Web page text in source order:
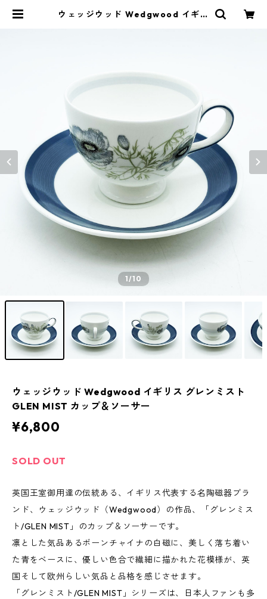
ウェッジウッド Wedgwood イギリ
1/10
ウェッジウッド Wedgwood イギリス グレンミスト
GLEN MIST カップ＆ソーサー
¥6,800
SOLD OUT
英国王室御用達の伝統ある、イギリス代表する名陶磁器ブラ
ンド、ウェッジウッド（Wedgwood）の作品、「グレンミス
ト/GLEN MIST」のカップ＆ソーサーです。
凛とした気品あるボーンチャイナの白磁に、美しく落ち着い
た青をベースに、優しい色合で繊細に描かれた花模様が、英
国そして欧州らしい気品と品格を感じさせます。
「グレンミスト/GLEN MIST」シリーズは、日本人ファンも多